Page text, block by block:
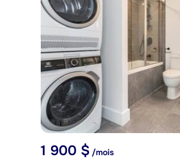
1 900 $ /mois